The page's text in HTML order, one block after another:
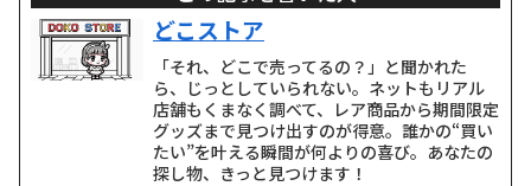
どこストア
「それ、どこで売ってるの？」と聞かれた
ら、じっとしていられない。ネットもリアル
店舗もくまなく調べて、レア商品から期間限定
グッズまで見つけ出すのが得意。誰かの“買い
たい”を叶える瞬間が何よりの喜び。あなたの
探し物、きっと見つけます！